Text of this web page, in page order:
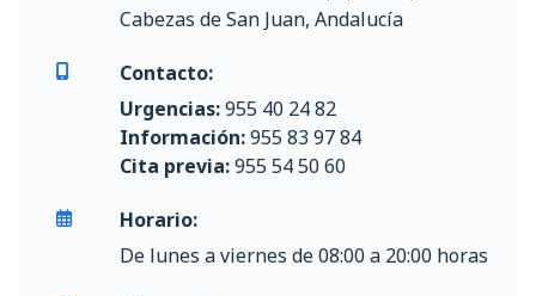
Cabezas de San Juan, Andalucía
Contacto:
Urgencias:955 40 24 82
Información:955 83 97 84
Cita previa:955 54 50 60
Horario:
De lunes a viernes de 08:00 a 20:00 horas